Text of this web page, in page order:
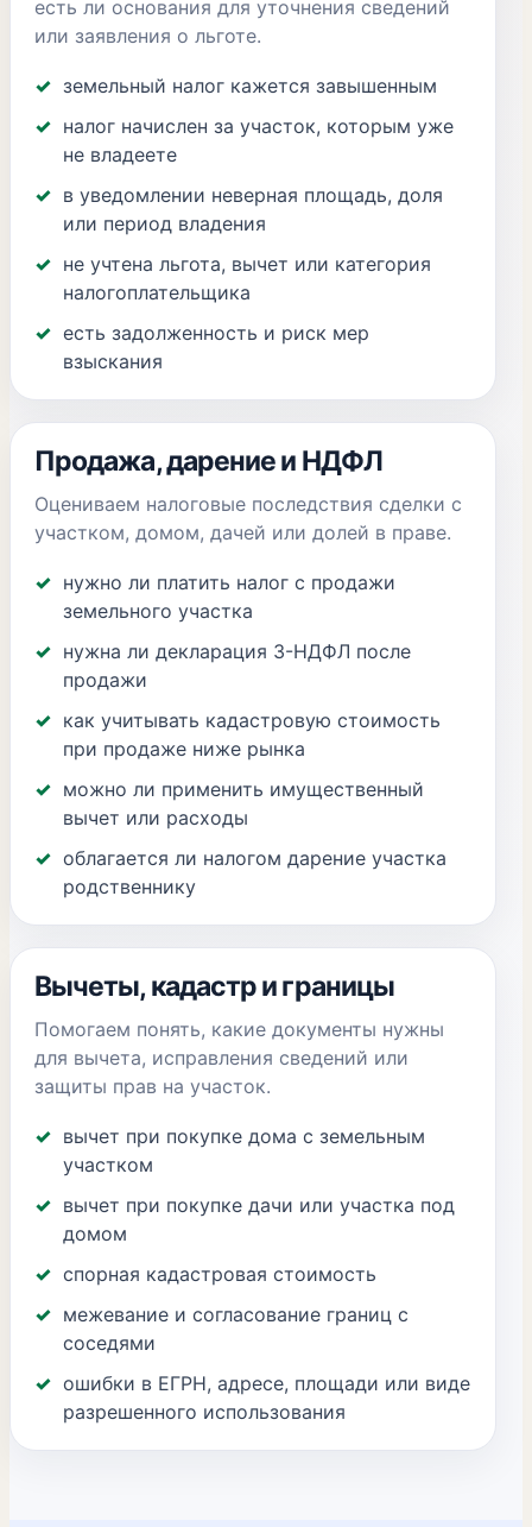
есть ли основания для уточнения сведений
или заявления о льготе.
земельный налог кажется завышенным
налог начислен за участок, которым уже
не владеете
в уведомлении неверная площадь, доля
или период владения
не учтена льгота, вычет или категория
налогоплательщика
есть задолженность и риск мер
взыскания
Продажа, дарение и НДФЛ
Оцениваем налоговые последствия сделки с
участком, домом, дачей или долей в праве.
нужно ли платить налог с продажи
земельного участка
нужна ли декларация 3-НДФЛ после
продажи
как учитывать кадастровую стоимость
при продаже ниже рынка
можно ли применить имущественный
вычет или расходы
облагается ли налогом дарение участка
родственнику
Вычеты, кадастр и границы
Помогаем понять, какие документы нужны
для вычета, исправления сведений или
защиты прав на участок.
вычет при покупке дома с земельным
участком
вычет при покупке дачи или участка под
домом
спорная кадастровая стоимость
межевание и согласование границ с
соседями
ошибки в ЕГРН, адресе, площади или виде
разрешенного использования